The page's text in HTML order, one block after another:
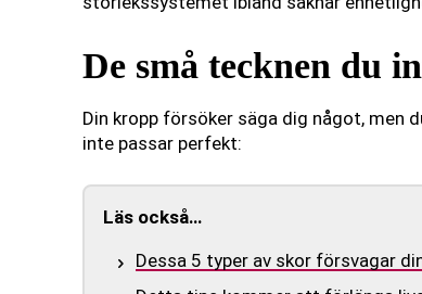
De små tecknen du
Din kropp försöker säga dig något, men
inte passar perfekt:
Läs också…
Dessa 5 typer av skor försvagar